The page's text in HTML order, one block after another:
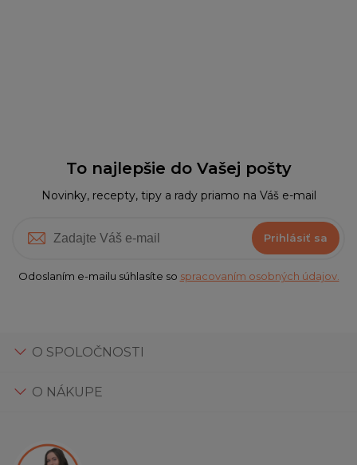
To najlepšie do Vašej pošty
Novinky, recepty, tipy a rady priamo na Váš e-mail
Prihlásiť sa
Odoslaním e-mailu súhlasíte so spracovaním osobných údajov.
O SPOLOČNOSTI
O NÁKUPE